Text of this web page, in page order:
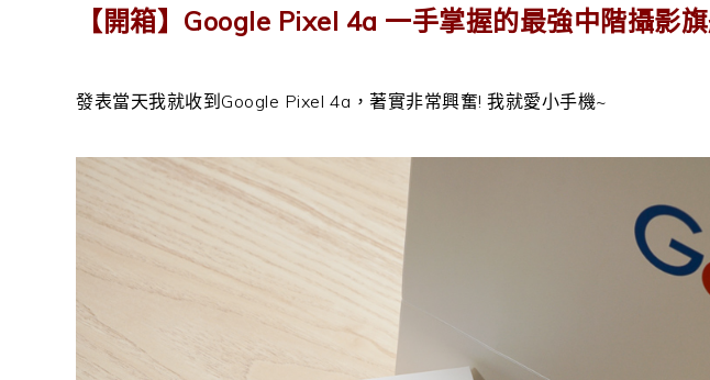
【開箱】Google Pixel 4a 一手掌握的最強中階攝影
發表當天我就收到Google Pixel 4a，著實非常興奮! 我就愛小手機~